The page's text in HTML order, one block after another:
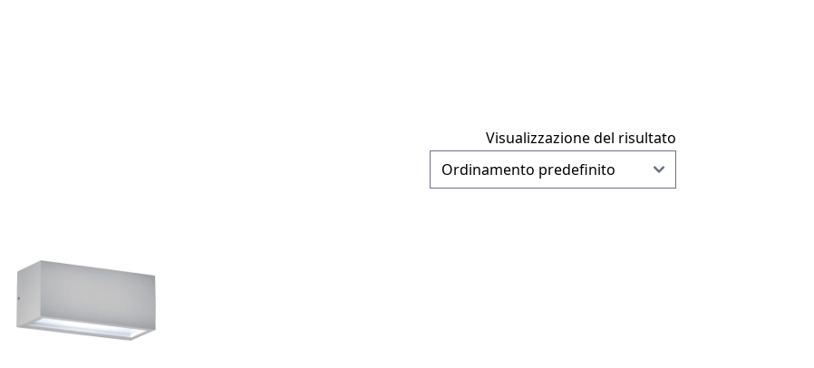
Visualizzazione del risultato